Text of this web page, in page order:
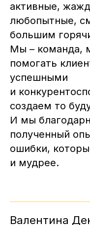
активные,
любопытные,
большим
Мы – команда,
помогать
успешными
и
создаем то
И мы
полученный
ошибки,
и мудрее.
Валентина